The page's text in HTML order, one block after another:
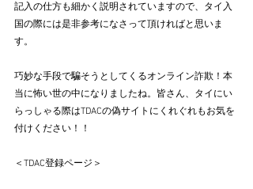
記入の仕方も細かく説明されていますので、タイ入
国の際には是非参考になさって頂ければと思いま
す。
巧妙な手段で騙そうとしてくるオンライン詐欺！本
当に怖い世の中になりましたね。皆さん、タイにい
らっしゃる際はTDACの偽サイトにくれぐれもお気を
付けください！！
＜TDAC登録ページ＞